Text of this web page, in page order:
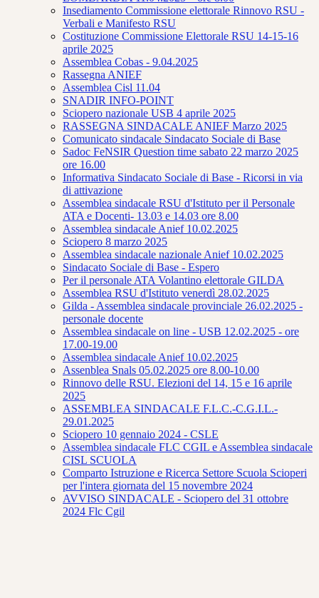
Insediamento Commissione elettorale Rinnovo RSU -
Verbali e Manifesto RSU
Costituzione Commissione Elettorale RSU 14-15-16
aprile 2025
Assemblea Cobas - 9.04.2025
Rassegna ANIEF
Assemblea Cisl 11.04
SNADIR INFO-POINT
Sciopero nazionale USB 4 aprile 2025
RASSEGNA SINDACALE ANIEF Marzo 2025
Comunicato sindacale Sindacato Sociale di Base
Sadoc FeNSIR Question time sabato 22 marzo 2025
ore 16.00
Informativa Sindacato Sociale di Base - Ricorsi in via
di attivazione
Assemblea sindacale RSU d'Istituto per il Personale
ATA e Docenti- 13.03 e 14.03 ore 8.00
Assemblea sindacale Anief 10.02.2025
Sciopero 8 marzo 2025
Assemblea sindacale nazionale Anief 10.02.2025
Sindacato Sociale di Base - Espero
Per il personale ATA Volantino elettorale GILDA
Assemblea RSU d'Istituto venerdì 28.02.2025
Gilda - Assemblea sindacale provinciale 26.02.2025 -
personale docente
Assemblea sindacale on line - USB 12.02.2025 - ore
17.00-19.00
Assemblea sindacale Anief 10.02.2025
Assenblea Snals 05.02.2025 ore 8.00-10.00
Rinnovo delle RSU. Elezioni del 14, 15 e 16 aprile
2025
ASSEMBLEA SINDACALE F.L.C.-C.G.I.L.-
29.01.2025
Sciopero 10 gennaio 2024 - CSLE
Assemblea sindacale FLC CGIL e Assemblea sindacale
CISL SCUOLA
Comparto Istruzione e Ricerca Settore Scuola Scioperi
per l'intera giornata del 15 novembre 2024
AVVISO SINDACALE - Sciopero del 31 ottobre
2024 Flc Cgil